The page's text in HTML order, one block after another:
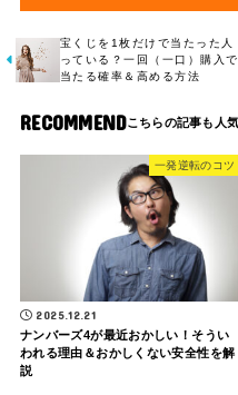
宝くじを1枚だけで当たった人
っている？一回（一口）購入で
当たる確率＆高める方法
RECOMMEND
一発逆転のコツ
2025.12.21
ナンバーズ4が最近おかしい！そうい
われる理由＆おかしくない安全性を解
説